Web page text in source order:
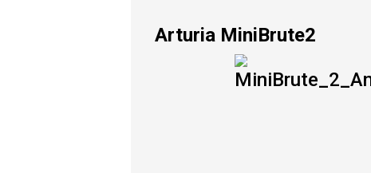
Arturia MiniBrute2